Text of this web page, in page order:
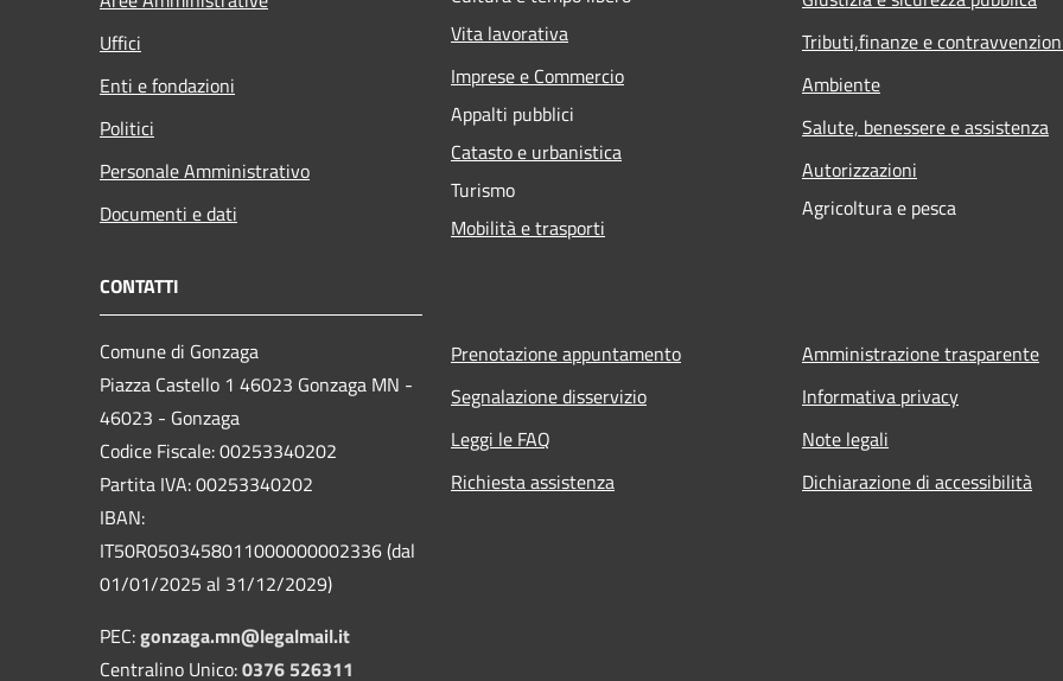
Uffici
Enti e fondazioni
Politici
Personale Amministrativo
Documenti e dati
Vita lavorativa
Imprese e Commercio
Appalti pubblici
Catasto e urbanistica
Turismo
Mobilità e trasporti
Tributi,finanze e
Ambiente
Salute, benessere e assistenza
Autorizzazioni
Agricoltura e pesca
CONTATTI
Comune di Gonzaga
Piazza Castello 1 46023 Gonzaga MN -
46023 - Gonzaga
Codice Fiscale: 00253340202
Partita IVA: 00253340202
IBAN:
IT50R0503458011000000002336 (dal
01/01/2025 al 31/12/2029)
PEC:gonzaga.mn@legalmail.it
Centralino Unico:0376 526311
Prenotazione appuntamento
Segnalazione disservizio
Leggi le FAQ
Richiesta assistenza
Amministrazione trasparente
Informativa privacy
Note legali
Dichiarazione di accessibilità